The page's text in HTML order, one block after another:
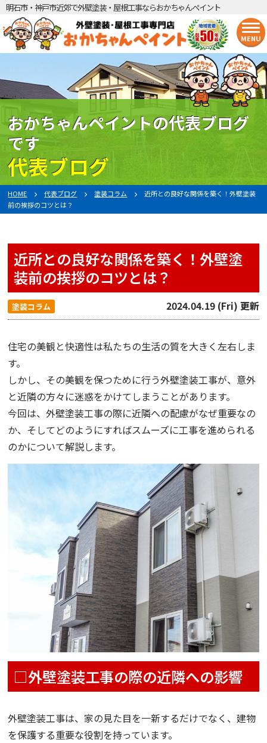
明石市・神戸市近郊で外壁塗装・屋根工事ならおかちゃんペイント
MENU
おかちゃんペイントの代表ブログ
です
代表ブログ
HOME 代表ブログ 塗装コラム
近所との良好な関係を築く！外壁塗装
前の挨拶のコツとは？
近所との良好な関係を築く！外壁塗
装前の挨拶のコツとは？
塗装コラム 2024.04.19 (Fri) 更新
住宅の美観と快適性は私たちの生活の質を大きく左右しま
す。
しかし、その美観を保つために行う外壁塗装工事が、意外
と近隣の方々に迷惑をかけてしまうことがあります。
今回は、外壁塗装工事の際に近隣への配慮がなぜ重要なの
か、そしてどのようにすればスムーズに工事を進められる
のかについて解説します。
□外壁塗装工事の際の近隣への影響
外壁塗装工事は、家の見た目を一新するだけでなく、建物
を保護する重要な役割を持っています。